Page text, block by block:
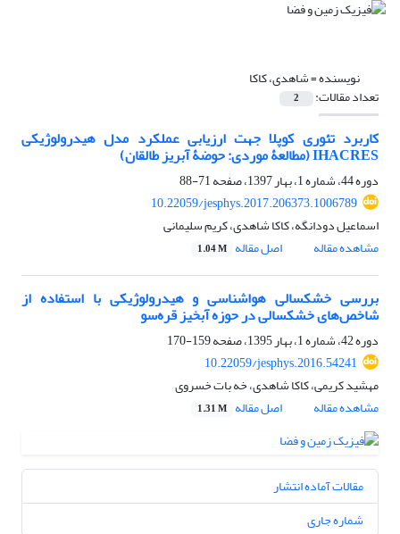
نویسنده =شاهدی، کاکا
تعداد مقالات: 2
کاربرد تئوری کوپلا جهت ارزیابی عملکرد مدل هیدرولوژیکی
IHACRES (مطالعۀ موردی: حوضۀ آبریز طالقان)
دوره 44، شماره 1، بهار 1397، صفحه
71-88
10.22059/jesphys.2017.206373.1006789
اسماعیل دودانگه، کاکا شاهدی، کریم سلیمانی
مشاهده مقاله
اصل مقاله 1.04 M
بررسی خشکسالی هواشناسی و هیدرولوژیکی با استفاده از
شاخص‌های خشکسالی در حوزه آبخیز قره‌سو
دوره 42، شماره 1، بهار 1395، صفحه
159-170
10.22059/jesphys.2016.54241
مهشید کریمی، کاکا شاهدی، خه بات خسروی
مشاهده مقاله
اصل مقاله 1.31 M
مقالات آماده انتشار
شماره جاری